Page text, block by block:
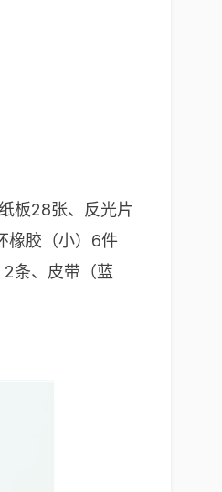
板28张、反光片
橡胶（小）6件
条、皮带（蓝